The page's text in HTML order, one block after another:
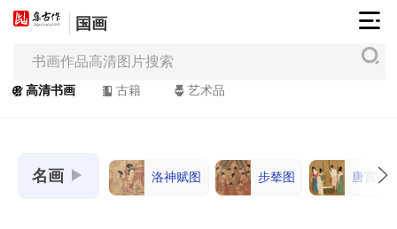
国画
高清书画 古籍 艺术品
名画 洛神赋图 步辇图 唐宫仕
古
作
网